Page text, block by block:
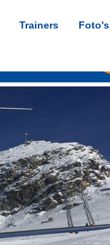
Trainers Foto's